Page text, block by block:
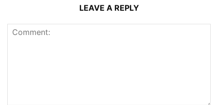
LEAVE A REPLY